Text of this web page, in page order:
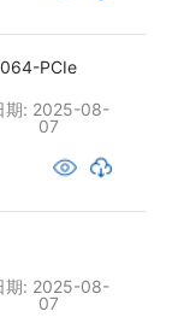
PCIe
期: 2025-08-
07
期: 2025-08-
07